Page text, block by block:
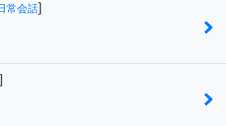
常会話]
]